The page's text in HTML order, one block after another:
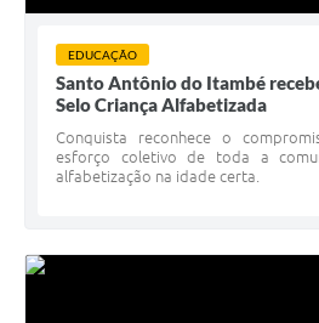
EDUCAÇÃO
Santo Antônio do Itambé
Selo Criança Alfabetizada
Conquista reconhece o
esforço coletivo de toda a
alfabetização na idade certa.